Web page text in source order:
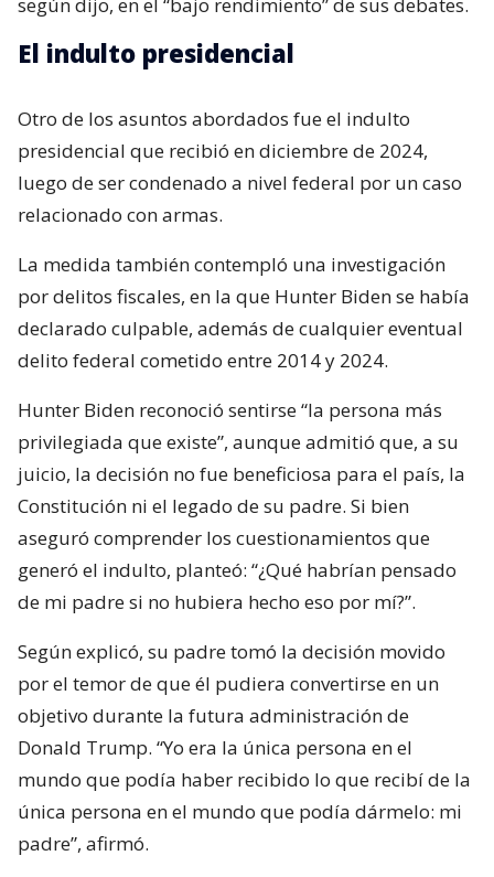
según dijo, en el “bajo rendimiento” de sus debates.
El indulto presidencial
Otro de los asuntos abordados fue el indulto
presidencial que recibió en diciembre de 2024,
luego de ser condenado a nivel federal por un caso
relacionado con armas.
La medida también contempló una investigación
por delitos fiscales, en la que Hunter Biden se había
declarado culpable, además de cualquier eventual
delito federal cometido entre 2014 y 2024.
Hunter Biden reconoció sentirse “la persona más
privilegiada que existe”, aunque admitió que, a su
juicio, la decisión no fue beneficiosa para el país, la
Constitución ni el legado de su padre. Si bien
aseguró comprender los cuestionamientos que
generó el indulto, planteó: “¿Qué habrían pensado
de mi padre si no hubiera hecho eso por mí?”.
Según explicó, su padre tomó la decisión movido
por el temor de que él pudiera convertirse en un
objetivo durante la futura administración de
Donald Trump. “Yo era la única persona en el
mundo que podía haber recibido lo que recibí de la
única persona en el mundo que podía dármelo: mi
padre”, afirmó.